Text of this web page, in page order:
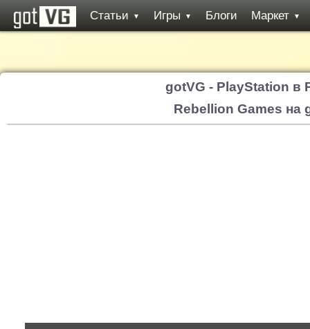
Статьи ▼ Игры ▼ Блоги Маркет ▼
gotVG - PlayStation в
Rebellion Games на
Обзор: Ghost of Tsushima